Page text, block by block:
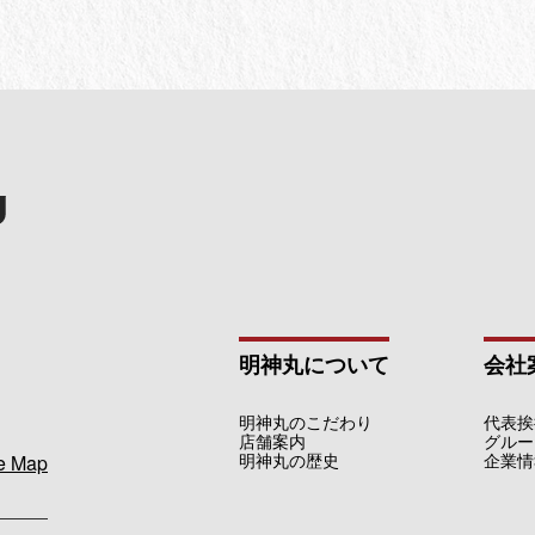
Map
明神丸について
明神丸のこだわり
店舗案内
明神丸の歴史
会社
代表
グル
企業